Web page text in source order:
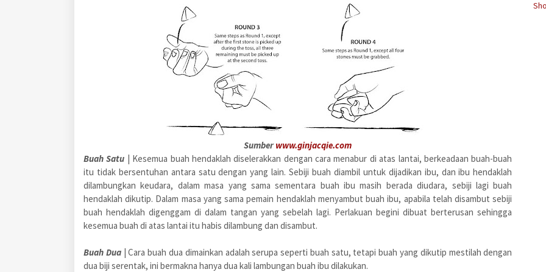
Sumberwww.ginjacqie.com
Buah Satu | Kesemua buah hendaklah diselerakkan dengan cara menabur di atas lantai, berkeadaan buah-buah
itu tidak bersentuhan antara satu dengan yang lain. Sebiji buah diambil untuk dijadikan ibu, dan ibu hendaklah
dilambungkan keudara, dalam masa yang sama sementara buah ibu masih berada diudara, sebiji lagi buah
hendaklah dikutip. Dalam masa yang sama pemain hendaklah menyambut buah ibu, apabila telah disambut sebiji
buah hendaklah digenggam di dalam tangan yang sebelah lagi. Perlakuan begini dibuat berterusan sehingga
kesemua buah di atas lantai itu habis dilambung dan disambut.
Buah Dua| Cara buah dua dimainkan adalah serupa seperti buah satu, tetapi buah yang dikutip mestilah dengan
dua biji serentak, ini bermakna hanya dua kali lambungan buah ibu dilakukan.